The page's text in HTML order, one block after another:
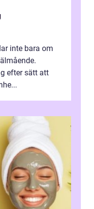
inte bara om
efter sätt att